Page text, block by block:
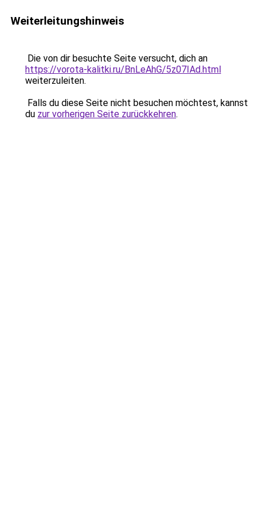
Weiterleitungshinweis
Die von dir besuchte Seite versucht, dich an
https://vorota-kalitki.ru/BnLeAhG/5z07IAd.html
weiterzuleiten.
Falls du diese Seite nicht besuchen möchtest, kannst
du zur vorherigen Seite zurückkehren.